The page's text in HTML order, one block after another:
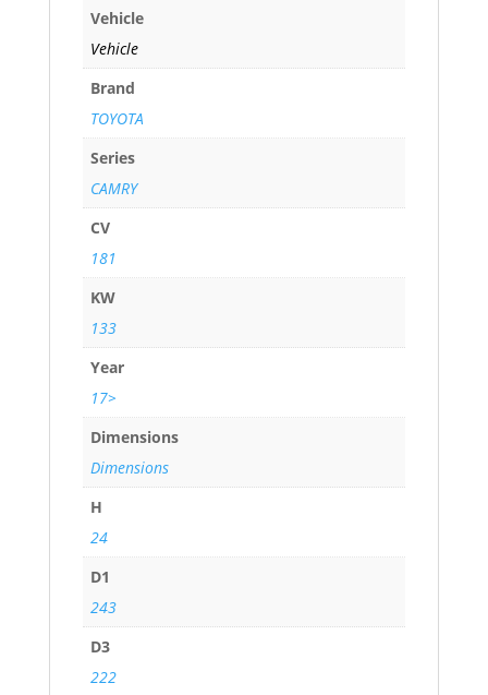
Vehicle
Vehicle
Brand
TOYOTA
Series
CAMRY
CV
181
KW
133
Year
17>
Dimensions
Dimensions
H
24
D1
243
D3
222